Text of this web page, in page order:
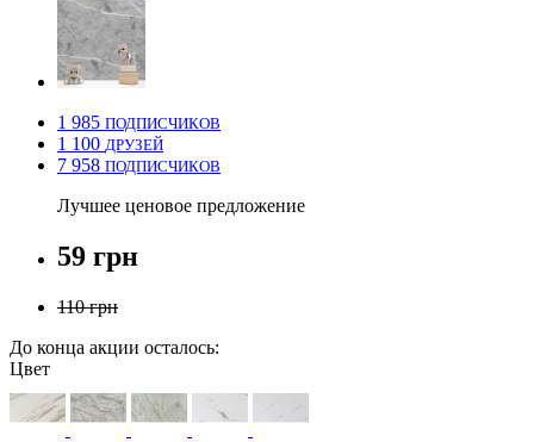
1 985 ПОДПИСЧИКОВ
1 100 ДРУЗЕЙ
7 958 ПОДПИСЧИКОВ
Лучшее ценовое предложение
59 грн
110 грн
До конца акции осталось:
Цвет